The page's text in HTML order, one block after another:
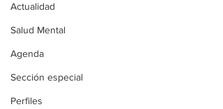
Actualidad
Salud Mental
Agenda
Sección especial
Perfiles